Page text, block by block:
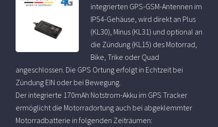
integrierten GPS-GSM-Antennen im
IP54-Gehäuse, wird direkt an Plus
(KL30), Minus (KL31) und optional an
die Zündung (KL15) des Motorrad,
Bike, Trike oder Quad
angeschlossen. Die GPS Ortung erfolgt in Echtzeit bei
Zündung EIN oder bei Bewegung.
Der integrierte 170mAh Notstrom-Akku im GPS Tracker
ermöglicht die Motorradortung auch bei abgeklemmter
Motorradbatterie in folgenden Zeiträumen: